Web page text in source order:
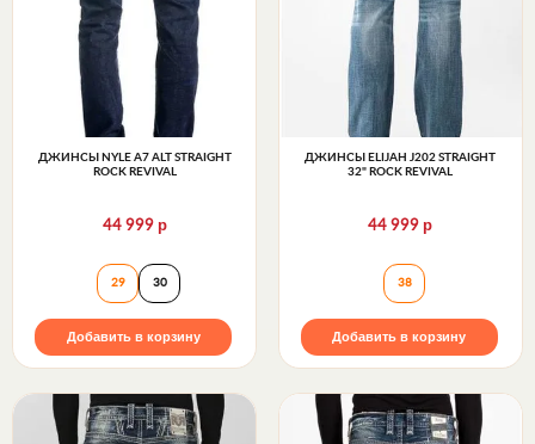
ДЖИНСЫ NYLE A7 ALT STRAIGHT
ROCK REVIVAL
44 999 р
Джинсы NYLE A7 ALT STRAIGHT Rock Revival
29 30
Добавить в корзину
ДЖИНСЫ ELIJAH J202 STRAIGHT
32" ROCK REVIVAL
44 999р
Джинсы ELIJAH
38
Добавить в корзину